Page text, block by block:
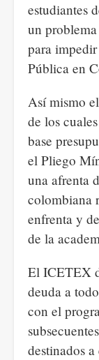
estudiantes
un
para
Pública en
Así mismo
de los
base
el Pliego
una afrenta
colombiana
enfrenta y
de la
El ICETEX
deuda a
con el
destinados a